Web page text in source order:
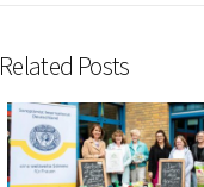
Related Posts